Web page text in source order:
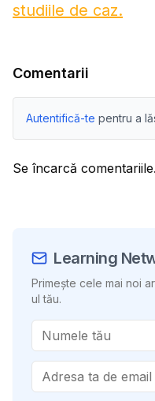
studiile de caz.
Comentarii
Autentifică-te pentru a
Se încarcă
Learning
Primește cele mai noi
ul tău.